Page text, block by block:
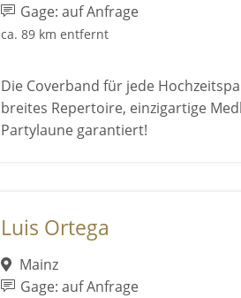
Gage: auf Anfrage
ca. 89 km entfernt
Die Coverband für jede
breites Repertoire, einzigartige
Partylaune garantiert!
Luis Ortega
Mainz
Gage: auf Anfrage